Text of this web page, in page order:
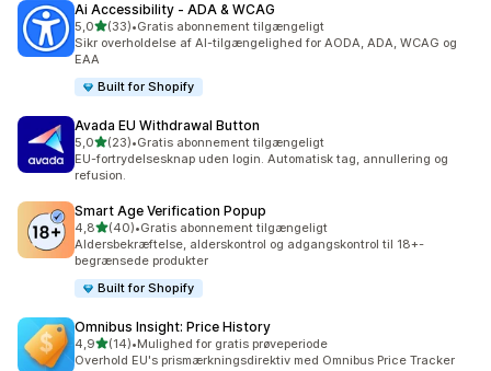
Ai Accessibility ‑ ADA & WCAG
5,0ud af 5 stjerner
(33)
33 anmeldelser i alt
•Gratis abonnement tilgængeligt
Sikr overholdelse af AI-tilgængelighed for AODA, ADA, WCAG og
EAA
Built for Shopify
Avada EU Withdrawal Button
5,0ud af 5 stjerner
(23)
23 anmeldelser i alt
•Gratis abonnement tilgængeligt
EU-fortrydelsesknap uden login. Automatisk tag, annullering og
refusion.
Smart Age Verification Popup
4,8ud af 5 stjerner
(40)
40 anmeldelser i alt
•Gratis abonnement tilgængeligt
Aldersbekræftelse, alderskontrol og adgangskontrol til 18+-
begrænsede produkter
Built for Shopify
Omnibus Insight: Price History
4,9ud af 5 stjerner
(14)
14 anmeldelser i alt
•Mulighed for gratis prøveperiode
Overhold EU's prismærkningsdirektiv med Omnibus Price Tracker